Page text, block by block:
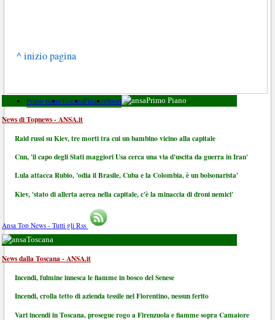
^ inizio pagina
Primo pianoToscanaFinanzaSport Primo Piano
News di Topnews - ANSA.it
Raid russi su Kiev, tre morti tra cui un bambino vicino alla capitale
Cnn, 'il capo degli Stati maggiori Usa cerca una via d'uscita da guerra in Iran'
Lula attacca Rubio, 'odia il Brasile, Cuba e la Colombia, è un bolsonarista'
Kiev, 'stato di allerta aerea nella capitale, c'è la minaccia di droni nemici'
Ansa Top News - Tutti gli Rss
Toscana
News dalla Toscana - ANSA.it
Incendi, fulmine innesca le fiamme in bosco del Senese
Incendi, crolla tetto di azienda tessile nel Fiorentino, nessun ferito
Vari incendi in Toscana, prosegue rogo a Firenzuola e fiamme sopra Camaiore